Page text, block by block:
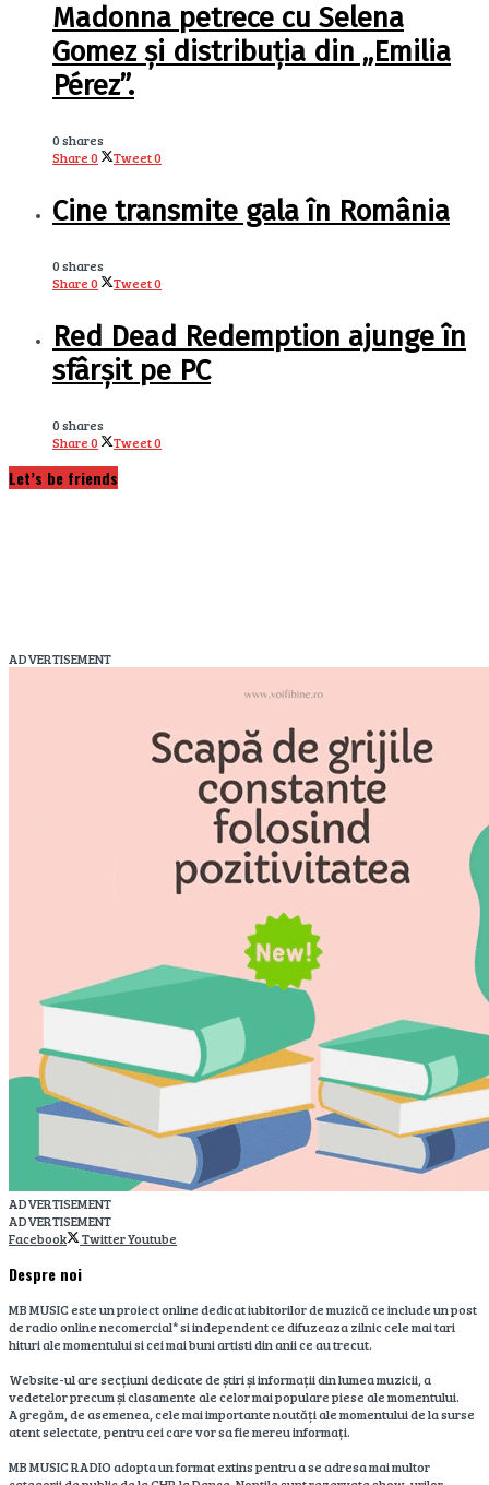
Madonna petrece cu Selena
Gomez și distribuția din „Emilia
Pérez”.
0 shares
Share0 Tweet0
Cine transmite gala în România
0 shares
Share0 Tweet0
Red Dead Redemption ajunge în
sfârșit pe PC
0 shares
Share0 Tweet0
Let’s be friends
ADVERTISEMENT
ADVERTISEMENT
ADVERTISEMENT
Facebook
TwitterYoutube
Despre noi
MB MUSIC este un proiect online dedicat iubitorilor de muzică ce include un post
de radio online necomercial* si independent ce difuzeaza zilnic cele mai tari
hituri ale momentului si cei mai buni artisti din anii ce au trecut.
Website-ul are secțiuni dedicate de știri și informații din lumea muzicii, a
vedetelor precum și clasamente ale celor mai populare piese ale momentului.
Agregăm, de asemenea, cele mai importante noutăți ale momentului de la surse
atent selectate, pentru cei care vor sa fie mereu informați.
MB MUSIC RADIO adopta un format extins pentru a se adresa mai multor